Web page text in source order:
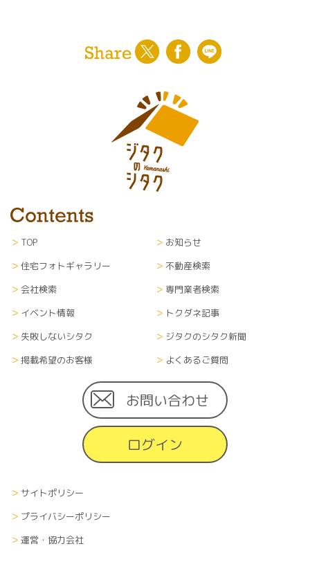
TOP
お知らせ
住宅フォトギャラリー
不動産検索
会社検索
専門業者検索
イベント情報
トクダネ記事
失敗しないシタク
ジタクのシタク新聞
掲載希望のお客様
よくあるご質問
お問い合わせ
ログイン
サイトポリシー
プライバシーポリシー
運営・協力会社